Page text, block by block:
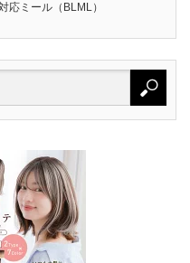
応ミール（BLML）